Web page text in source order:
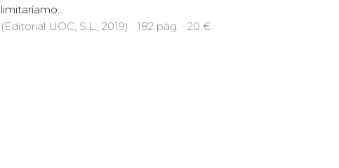
limitaríamo...
(Editorial UOC, S.L., 2019) · 182 pàg. · 20 €